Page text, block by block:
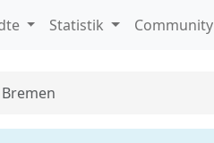
Statistik Community